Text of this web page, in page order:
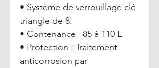
• Système de verrouillage clé
triangle de 8.
• Contenance : 85 à 110 L.
• Protection : Traitement
anticorrosion par